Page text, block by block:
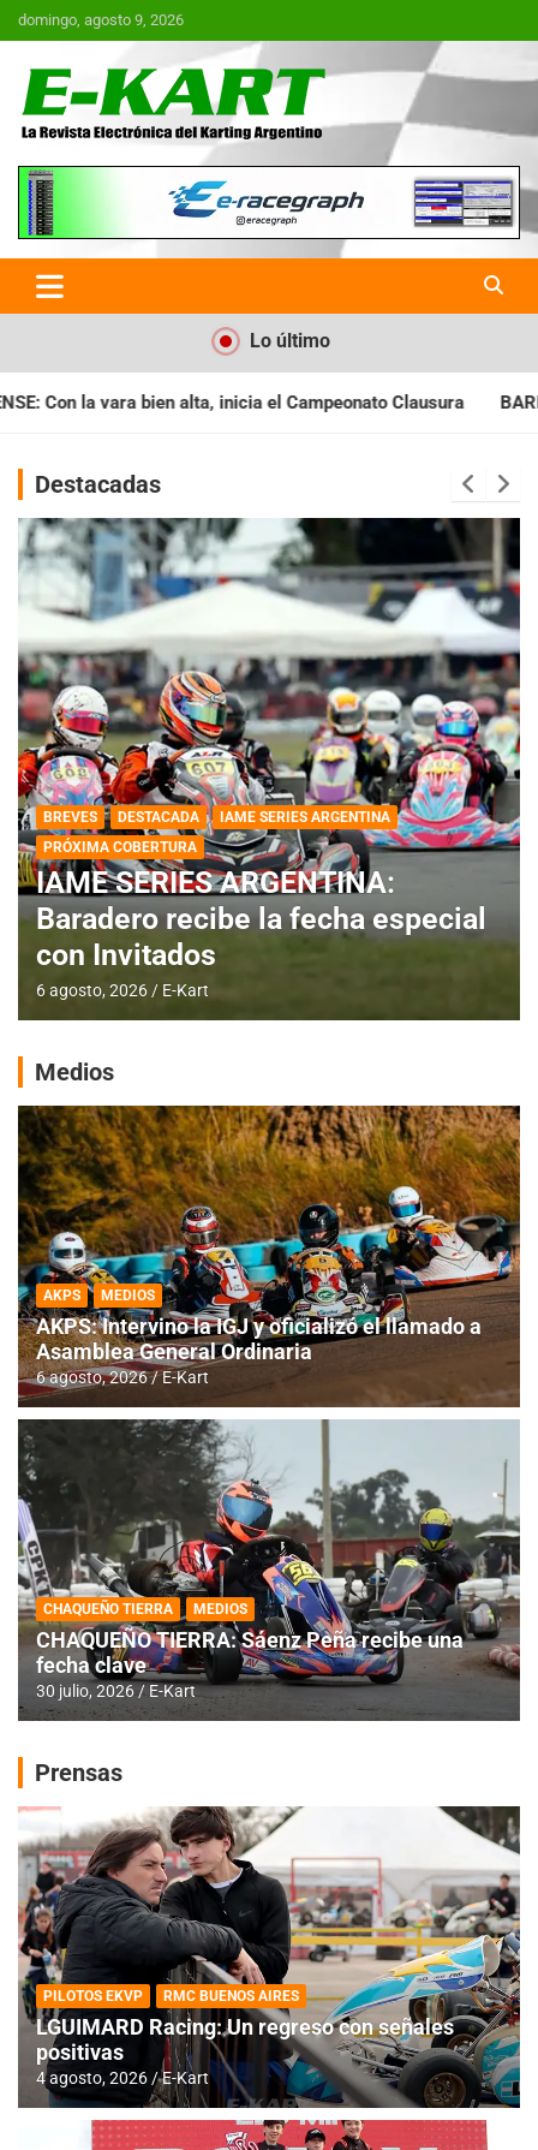
Saltar
al
domingo, agosto 9, 2026
E-Kart.com.ar | La Revista
Electrónica del Karting en
Argentina
Lo último
el Campeonato Clausura BARILOCHENSE: Preparan una
Destacadas
BREVES DESTACADA
IAME SERIES ARGENTINA
PRÓXIMA COBERTURA
IAME SERIES ARGENTINA:
Baradero recibe la fecha especial
con Invitados
6 agosto, 2026 E-Kart
Medios
AKPS MEDIOS
AKPS: Intervino la IGJ y oficializó el llamado a
Asamblea General Ordinaria
6 agosto, 2026 E-Kart
CHAQUEÑO TIERRA MEDIOS
CHAQUEÑO TIERRA: Sáenz Peña recibe una
fecha clave
30 julio, 2026 E-Kart
Prensas
PILOTOS EKVP RMC BUENOS AIRES
LGUIMARD Racing: Un regreso con señales
positivas
4 agosto, 2026 E-Kart